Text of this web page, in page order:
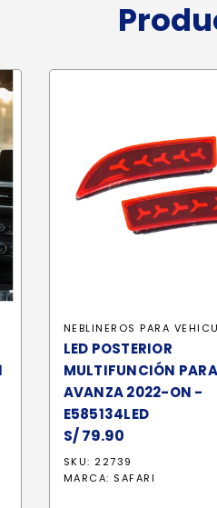
NEBLINEROS PARA
LED POSTERIOR
MULTIFUNCIÓN
AVANZA 2022-ON -
E585134LED
S/79.90
SKU: 22739
MARCA: SAFARI